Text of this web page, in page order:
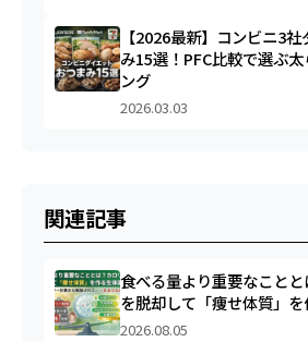
【2026最新】コンビニ3
み15選！PFC比較で選ぶ
ング
2026.03.03
関連記事
食べる量より重要なこと
を脱却して「痩せ体質」
2026.08.05